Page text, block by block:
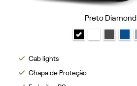
Preto Diamond
Cab lights
Chapa de Proteção